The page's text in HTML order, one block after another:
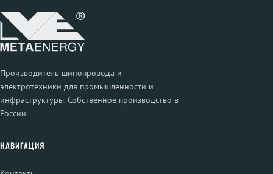
Производитель шинопровода и
электротехники для промышленности и
инфраструктуры. Собственное производство в
России.
НАВИГАЦИЯ